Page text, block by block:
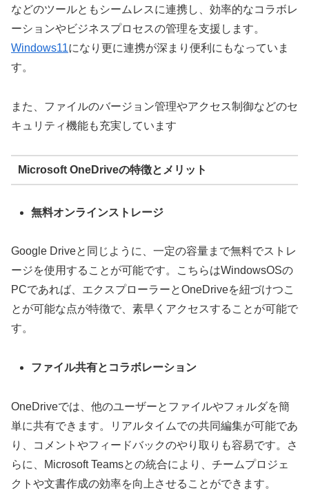
などのツールともシームレスに連携し、効率的なコラボレ
ーションやビジネスプロセスの管理を支援します。
Windows11になり更に連携が深まり便利にもなっていま
す。
また、ファイルのバージョン管理やアクセス制御などのセ
キュリティ機能も充実しています
Microsoft OneDriveの特徴とメリット
無料オンラインストレージ
Google Driveと同じように、一定の容量まで無料でストレ
ージを使用することが可能です。こちらはWindowsOSの
PCであれば、エクスプローラーとOneDriveを紐づけつこ
とが可能な点が特徴で、素早くアクセスすることが可能で
す。
ファイル共有とコラボレーション
OneDriveでは、他のユーザーとファイルやフォルダを簡
単に共有できます。リアルタイムでの共同編集が可能であ
り、コメントやフィードバックのやり取りも容易です。さ
らに、Microsoft Teamsとの統合により、チームプロジェ
クトや文書作成の効率を向上させることができます。